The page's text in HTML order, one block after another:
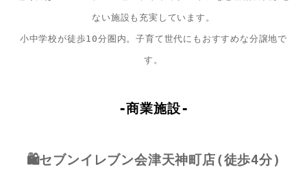
ない施設も充実しています。
小中学校が徒歩10分圏内。子育て世代にもおすすめな分譲地で
す。
-商業施設-
🛍️セブンイレブン会津天神町店(徒歩4分)